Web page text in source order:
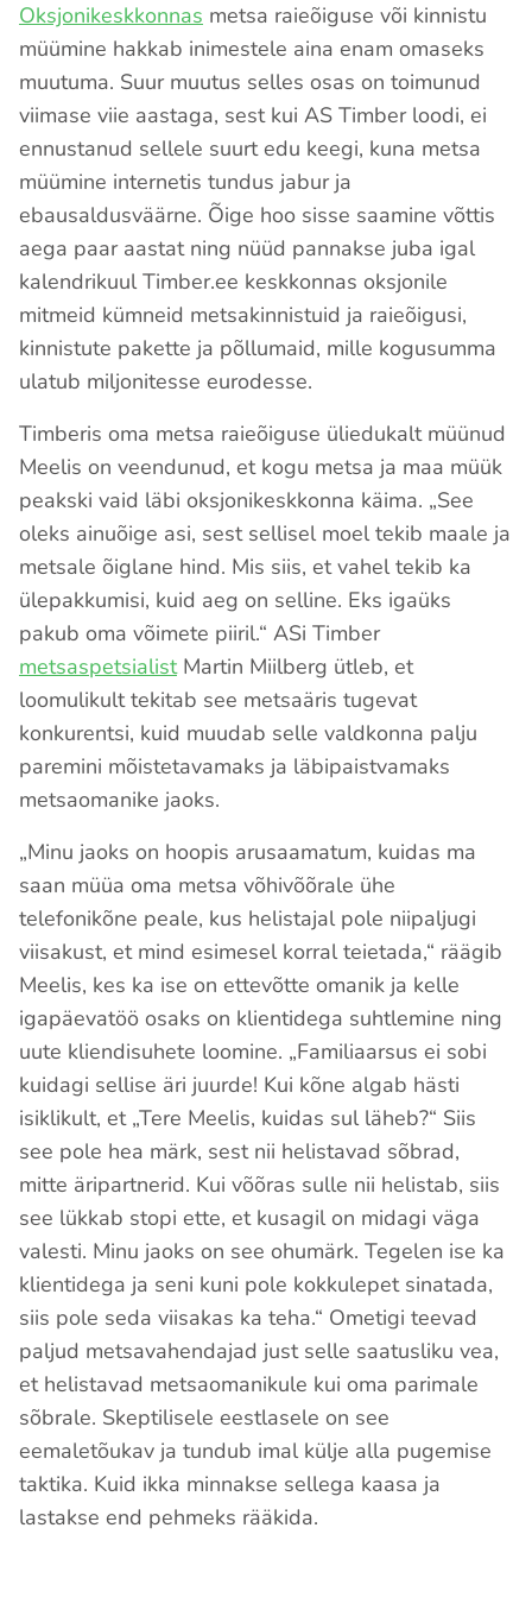
Oksjonikeskkonnas metsa raieõiguse või kinnistu
müümine hakkab inimestele aina enam omaseks
muutuma. Suur muutus selles osas on toimunud
viimase viie aastaga, sest kui AS Timber loodi, ei
ennustanud sellele suurt edu keegi, kuna metsa
müümine internetis tundus jabur ja
ebausaldusväärne. Õige hoo sisse saamine võttis
aega paar aastat ning nüüd pannakse juba igal
kalendrikuul Timber.ee keskkonnas oksjonile
mitmeid kümneid metsakinnistuid ja raieõigusi,
kinnistute pakette ja põllumaid, mille kogusumma
ulatub miljonitesse eurodesse.
Timberis oma metsa raieõiguse üliedukalt müünud
Meelis on veendunud, et kogu metsa ja maa müük
peakski vaid läbi oksjonikeskkonna käima. „See
oleks ainuõige asi, sest sellisel moel tekib maale ja
metsale õiglane hind. Mis siis, et vahel tekib ka
ülepakkumisi, kuid aeg on selline. Eks igaüks
pakub oma võimete piiril.“ ASi Timber
metsaspetsialistMartin Miilberg ütleb, et
loomulikult tekitab see metsaäris tugevat
konkurentsi, kuid muudab selle valdkonna palju
paremini mõistetavamaks ja läbipaistvamaks
metsaomanike jaoks.
„Minu jaoks on hoopis arusaamatum, kuidas ma
saan müüa oma metsa võhivõõrale ühe
telefonikõne peale, kus helistajal pole niipaljugi
viisakust, et mind esimesel korral teietada,“ räägib
Meelis, kes ka ise on ettevõtte omanik ja kelle
igapäevatöö osaks on klientidega suhtlemine ning
uute kliendisuhete loomine. „Familiaarsus ei sobi
kuidagi sellise äri juurde! Kui kõne algab hästi
isiklikult, et „Tere Meelis, kuidas sul läheb?“ Siis
see pole hea märk, sest nii helistavad sõbrad,
mitte äripartnerid. Kui võõras sulle nii helistab, siis
see lükkab stopi ette, et kusagil on midagi väga
valesti. Minu jaoks on see ohumärk. Tegelen ise ka
klientidega ja seni kuni pole kokkulepet sinatada,
siis pole seda viisakas ka teha.“ Ometigi teevad
paljud metsavahendajad just selle saatusliku vea,
et helistavad metsaomanikule kui oma parimale
sõbrale. Skeptilisele eestlasele on see
eemaletõukav ja tundub imal külje alla pugemise
taktika. Kuid ikka minnakse sellega kaasa ja
lastakse end pehmeks rääkida.